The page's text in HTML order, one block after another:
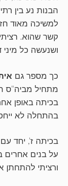
הבנות נע בין
למשיכה מאוד
קשר שהוא.
ושנעשה כל מיני
כך מספר גם
מתחיל מביה"ס
בכיתה באופן
בהתחלה לא
בכיתה ז', יחד
על בנים
ורציתי להתחתן